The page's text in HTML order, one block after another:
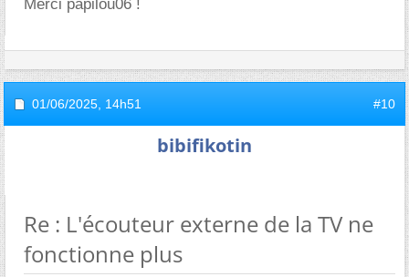
Merci papilou06 !
01/06/2025, 14h51 #10
bibifikotin
Re : L'écouteur externe de la TV ne
fonctionne plus